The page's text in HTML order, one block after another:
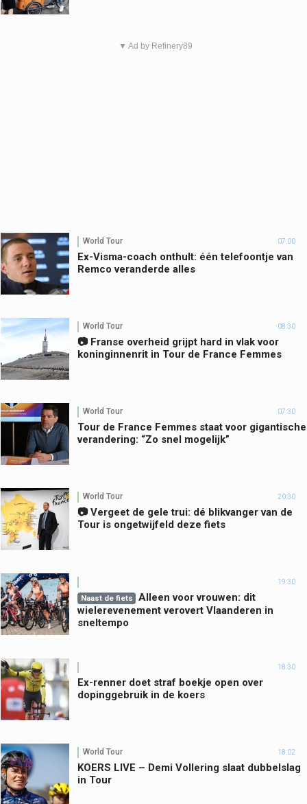
▼ Ad by Refinery89
World Tour 07:00
Ex-Visma-coach onthult: één telefoontje van
Remco veranderde alles
World Tour 08:30
📷 Franse overheid grijpt hard in vlak voor
koninginnenrit in Tour de France Femmes
World Tour 07:30
Tour de France Femmes staat voor gigantische
verandering: “Zo snel mogelijk”
World Tour 20:30
📷 Vergeet de gele trui: dé blikvanger van de
Tour is ongetwijfeld deze fiets
19:30
Naast de fiets
Alleen voor vrouwen: dit
wielerevenement verovert Vlaanderen in
sneltempo
18:30
Ex-renner doet straf boekje open over
dopinggebruik in de koers
World Tour 18:02
KOERS LIVE – Demi Vollering slaat dubbelslag
in Tour